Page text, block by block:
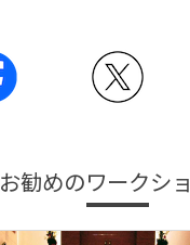
お勧めのワークシ